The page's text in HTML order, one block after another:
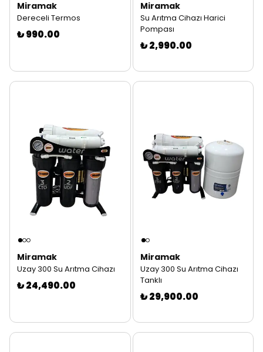
Miramak
Dereceli Termos
₺ 990.00
Miramak
Su Arıtma Cihazı Harici
Pompası
₺ 2,990.00
Miramak
Uzay 300 Su Arıtma Cihazı
₺ 24,490.00
Miramak
Uzay 300 Su Arıtma Cihazı
Tanklı
₺ 29,900.00